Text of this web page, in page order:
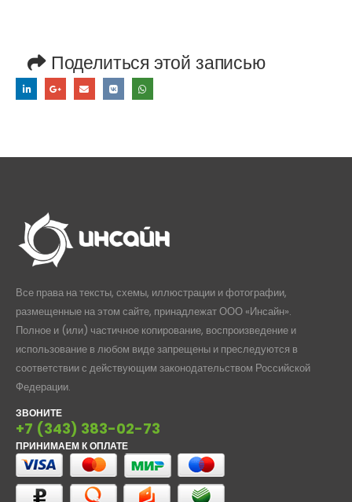
Поделиться этой записью
Все права на тексты, схемы, иллюстрации и фотографии,
размещенные на этом сайте, принадлежат ООО «Инсайн».
Полное и (или) частичное копирование, воспроизведение и
использование в любом виде запрещены и преследуются в
соответствии с действующим законодательством Российской
Федерации.
ЗВОНИТЕ
+7 (343) 383-02-73
ПРИНИМАЕМ К ОПЛАТЕ